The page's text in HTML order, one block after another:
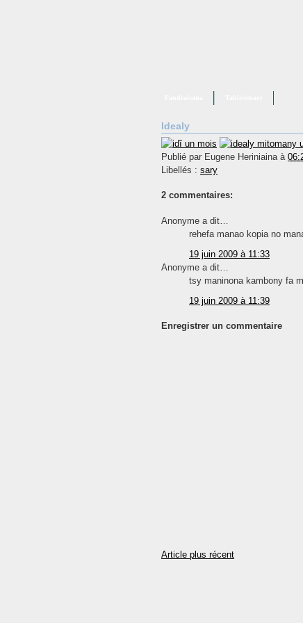
Idealy
Publié par Eugene Heriniaina à
Libellés : sary
2 commentaires:
Anonyme a dit…
rehefa manao kopia no
19 juin 2009 à 11:33
Anonyme a dit…
tsy maninona kambony fa
19 juin 2009 à 11:39
Enregistrer un commentaire
Article plus récent